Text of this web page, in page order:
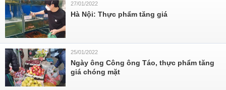
27/01/2022
Hà Nội: Thực phẩm tăng giá
25/01/2022
Ngày ông Công ông Táo, thực phẩm tăng
giá chóng mặt